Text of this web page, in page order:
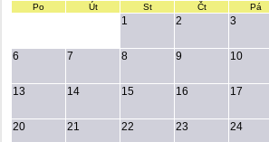
Po Út St Čt Pá
1 2 3
6 7 8 9 10
13 14 15 16 17
20 21 22 23 24